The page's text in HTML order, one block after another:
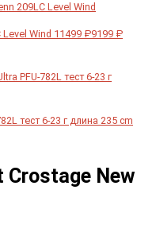
Wind 11499 ₽9199 ₽
тест 6-23 г длина 235 cm
Crostage New